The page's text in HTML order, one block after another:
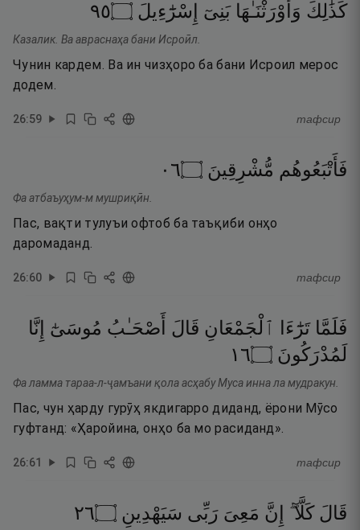
كَذَٰلِكَ وَأَوْرَثْنَـٰهَا بَنِىٓ إِسْرَٰٓءِيلَ ۝٥٩
Казалик. Ва авраснаҳа бани Исроӣл.
Чунин кардем. Ва ин чизҳоро ба бани Исроил мерос
додем.
26:59 тафсир
فَأَتْبَعُوهُم مُّشْرِقِينَ ۝٦٠
Фа атбаъуҳум-м мушриқӣн.
Пас, вақти тулуъи офтоб ба таъқиби онҳо
даромаданд.
26:60 тафсир
فَلَمَّا تَرَٰٓءَا ٱلْجَمْعَانِ قَالَ أَصْحَـٰبُ مُوسَىٰٓ إِنَّا
لَمُدْرَكُونَ ۝٦١
Фа ламма тараа-л-ҷамъани қола асҳабу Муса инна ла мудракун.
Пас, чун ҳарду гурӯҳ якдигарро диданд, ёрони Мӯсо
гуфтанд: «Ҳаройина, онҳо ба мо расиданд».
26:61 тафсир
قَالَ كَلَّآ ۖ إِنَّ مَعِىَ رَبِّى سَيَهْدِينِ ۝٦٢